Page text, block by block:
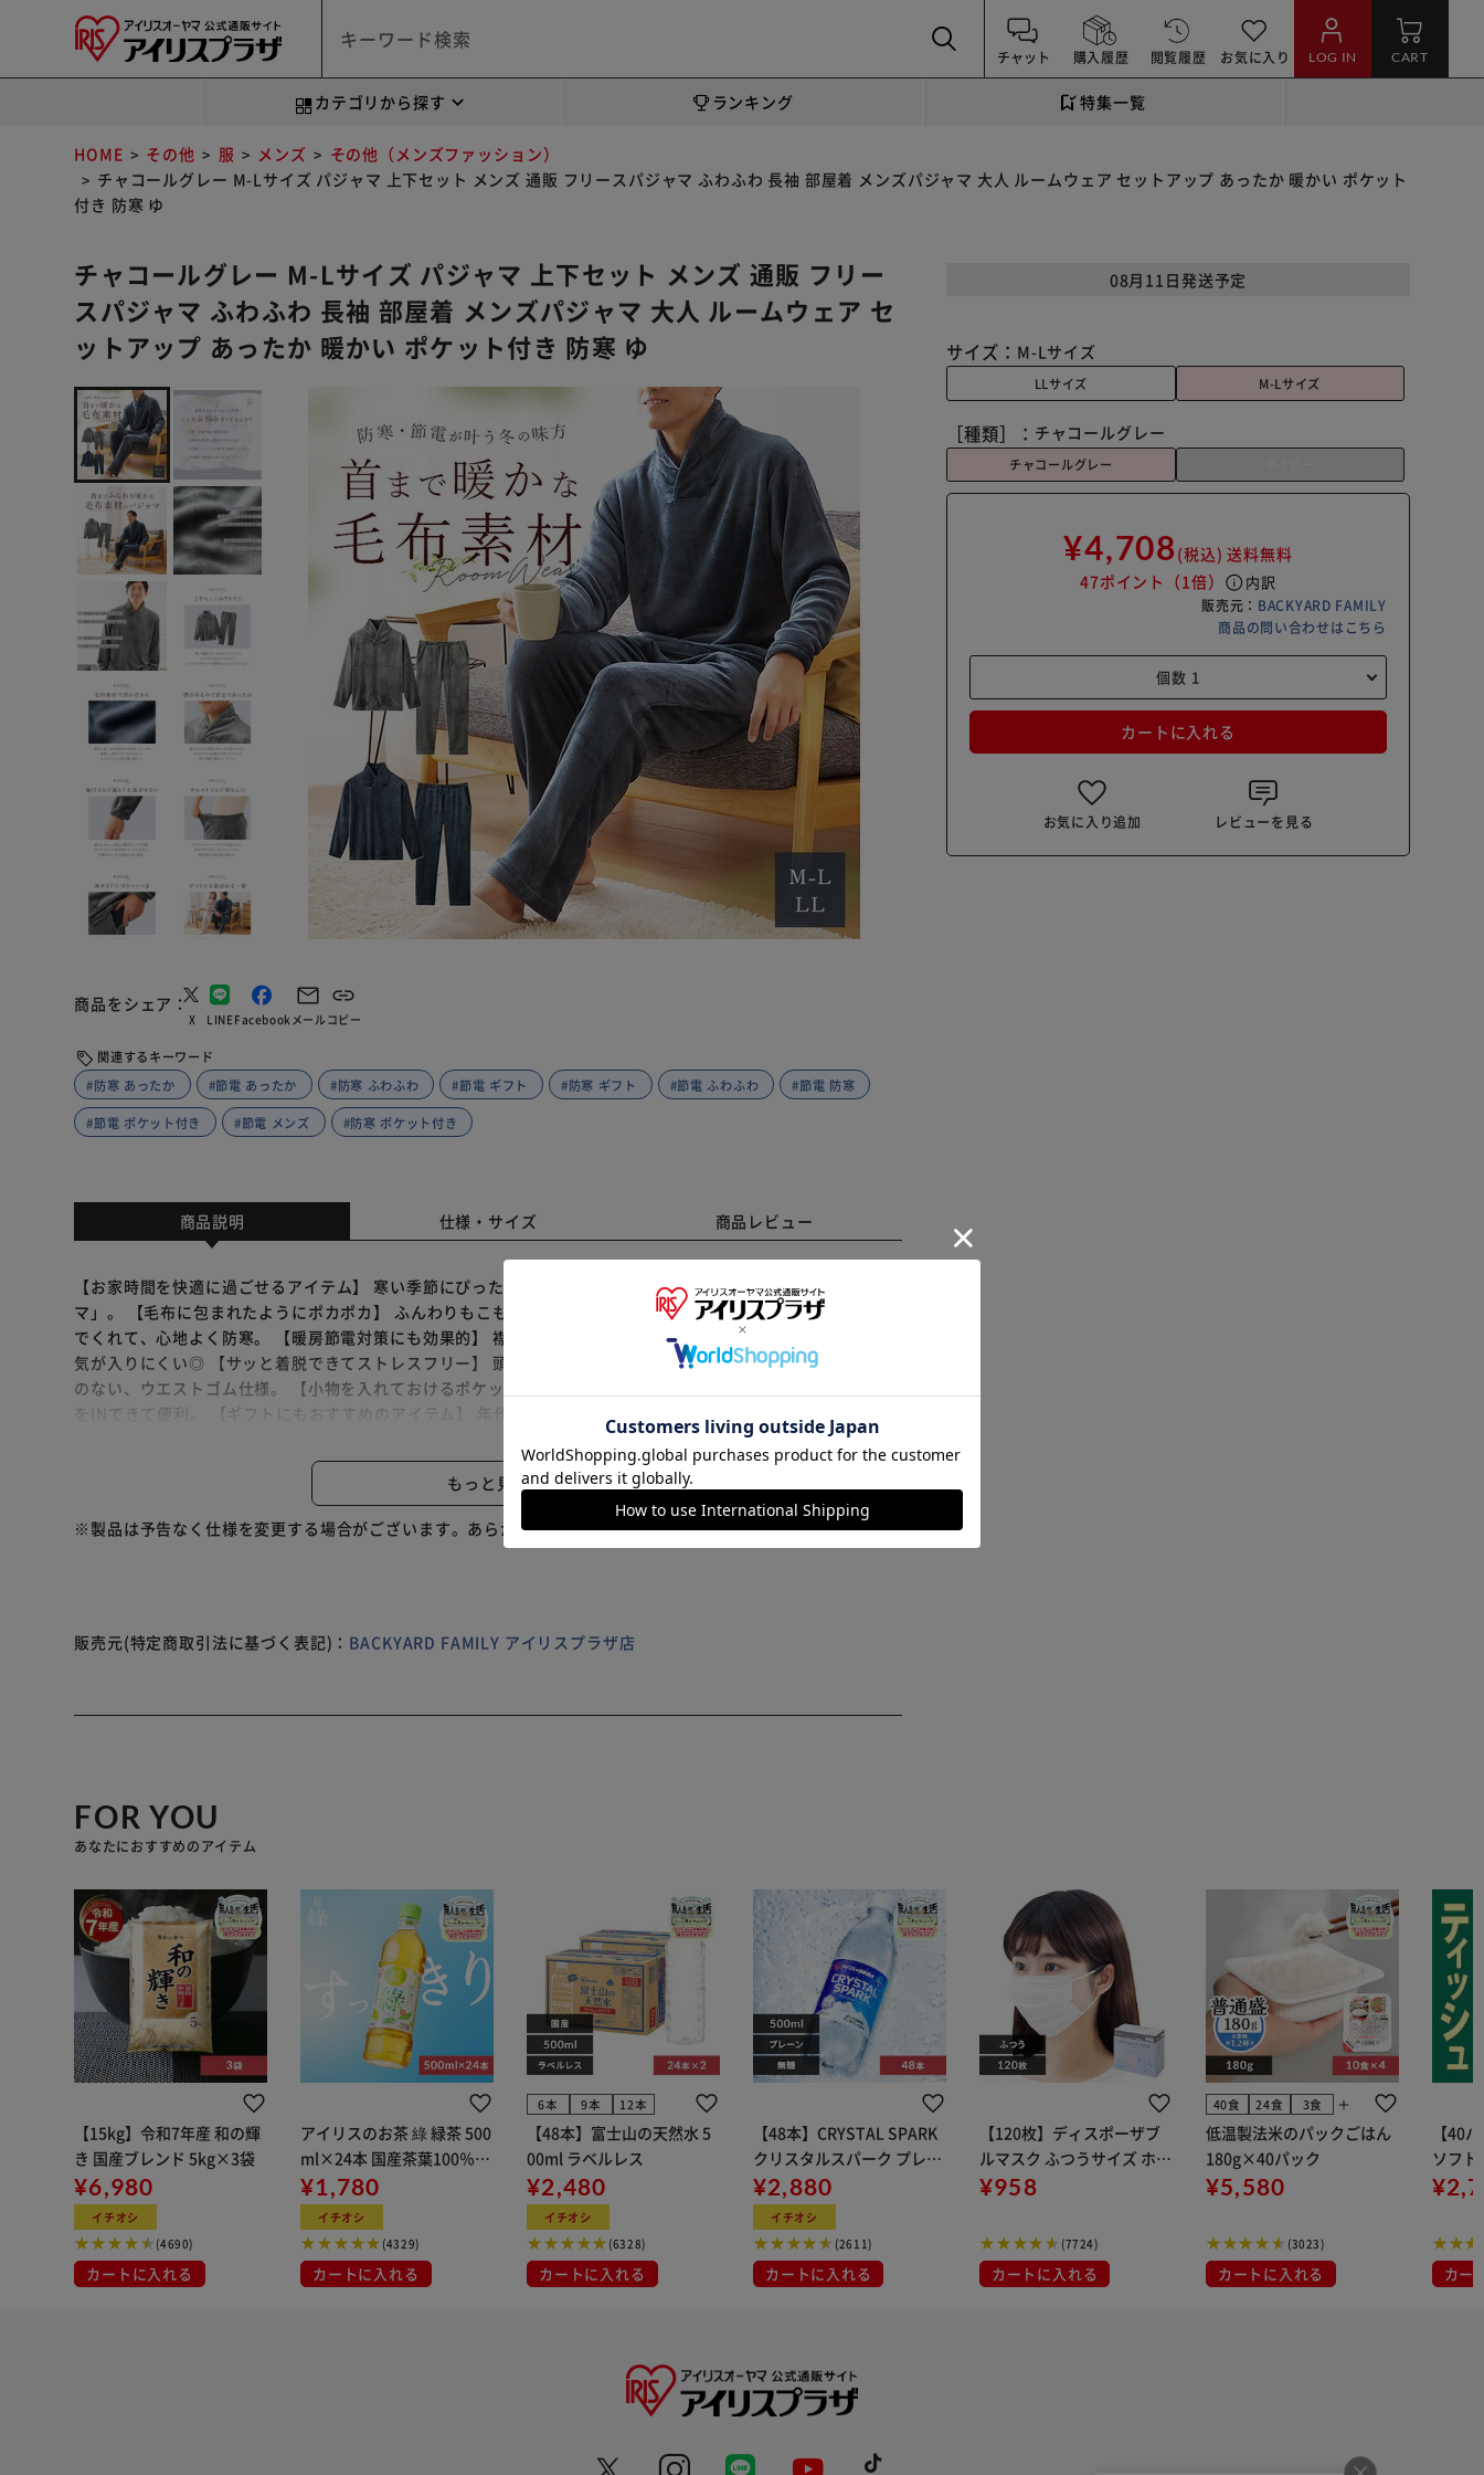
チャット 購入履歴 閲覧履歴 お気に入り LOG IN CART
カテゴリから探す ランキング 特集一覧
HOME その他 服 メンズ
その他（メンズファッション）
チャコールグレー M-Lサイズ パジャマ 上下セット メンズ 通販 フリースパジャマ ふわふわ 長袖 部屋着 メンズパジャマ 大人 ルームウェア セットアップ あったか 暖かい ポケット
付き 防寒 ゆ
チャコールグレー M-Lサイズ パジャマ 上下セット メンズ 通販 フリー
スパジャマ ふわふわ 長袖 部屋着 メンズパジャマ 大人 ルームウェア セ
ットアップ あったか 暖かい ポケット付き 防寒 ゆ
商品をシェア
X LINEFacebookメールコピー
関連するキーワード
#防寒 あったか
#節電 あったか #防寒 ふわふわ #節電 ギフト #防寒 ギフト #節電 ふわふわ #節電 防寒
#節電 ポケット付き #節電 メンズ #防寒 ポケット付き
08月11日発送予定
サイズ： M-Lサイズ
LLサイズ M-Lサイズ
［種類］： チャコールグレー
チャコールグレー
¥4,708(税込) 送料無料
47ポイント （1倍） info 内訳
販売元： BACKYARD FAMILY
商品の問い合わせはこちら
カートに入れる
お気に入り追加 レビューを見る
商品説明 仕様・サイズ 商品レビュー
【お家時間を快適に過ごせるアイテム】 寒い季節にぴったり。節電対策にもなる「毛布の暖かメンズパジャ
マ」。 【毛布に包まれたようにポカポカ】 ふんわりもこもこな肌触りで、真冬でもあったか♪体をすっぽり包ん
でくれて、心地よく防寒。 【暖房節電対策にも効果的】 襟を立てると首周りもすっぽり。袖口はゴム仕様で、冷
気が入りにくい◎ 【サッと着脱できてストレスフリー】 頭から被ったり、スッと足入れ可能。パンツは締め付け
のない、ウエストゴム仕様。 【小物を入れておけるポケット】 パンツの左右にはポケットを配置。スマホや小物
をINできて便利。 【ギフトにもおすすめのアイテム】 年代問わず着用しやすいシンプルデザイン＆落ち着きの
あるカラー。お祝いやお礼の贈り物に。 【仲良くペア使いもおすすめ】 当店別ページにて販売中のレディースパ
ジャマとペアで。一緒に癒しのお家時間を♪ （※）ふわふわ毛布の温もりパジャマ・・・商品コード：
もっと見る
※製品は予告なく仕様を変更する場合がございます。あらかじめご了承ください。
販売元(特定商取引法に基づく表記)： BACKYARD FAMILY アイリスプラザ店
FOR YOU
あなたにおすすめのアイテム
【15kg】令和7年産 和の輝
き 国産ブレンド 5kg×3袋
¥6,980
イチオシ
(4690)
カートに入れる
アイリスのお茶 綠 緑茶 500
ml×24本 国産茶葉100％使
用
¥1,780
イチオシ
(4329)
カートに入れる
6本 9本 12本
【48本】富士山の天然水 5
00ml ラベルレス
¥2,480
イチオシ
(6328)
カートに入れる
【48本】CRYSTAL SPARK
クリスタルスパーク プレー
ン 500ml
¥2,880
イチオシ
(2611)
カートに入れる
【120枚】ディスポーザブ
ルマスク ふつうサイズ ホワ
イト 大容量 DISPOSABLE
布
¥958
(7724)
カートに入れる
40食 24食 3食 add
低温製法米のパックごはん
180g×40パック
¥5,580
(3023)
カートに入れる
【40
ソフ
組) 5
カー
※ご確認ください